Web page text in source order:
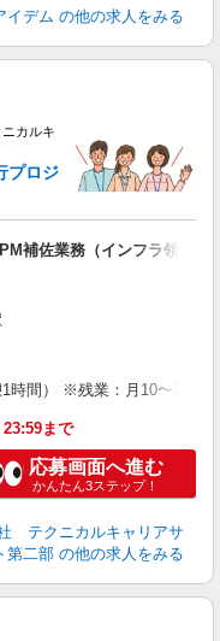
イデム の他の求人をみる
カルキ
プロジ
補佐業務（インフラ領域メ
時間） ※残業：月10〜30
まで
応募画面へ進む
かんたん3ステップ！
テクニカルキャリアサ
第二部 の他の求人をみる